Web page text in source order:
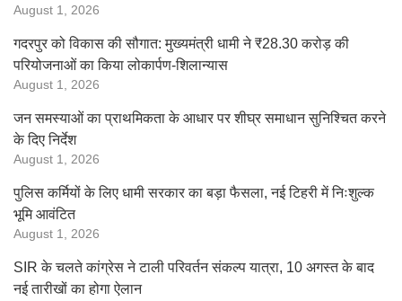
August 1, 2026
गदरपुर को विकास की सौगात: मुख्यमंत्री धामी ने ₹28.30 करोड़ की
परियोजनाओं का किया लोकार्पण-शिलान्यास
August 1, 2026
जन समस्याओं का प्राथमिकता के आधार पर शीघ्र समाधान सुनिश्चित करने
के दिए निर्देश
August 1, 2026
पुलिस कर्मियों के लिए धामी सरकार का बड़ा फैसला, नई टिहरी में निःशुल्क
भूमि आवंटित
August 1, 2026
SIR के चलते कांग्रेस ने टाली परिवर्तन संकल्प यात्रा, 10 अगस्त के बाद
नई तारीखों का होगा ऐलान